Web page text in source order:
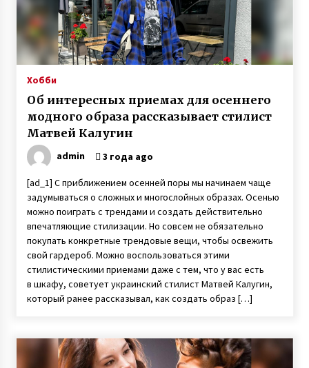
Хобби
Об интересных приемах для осеннего
модного образа рассказывает стилист
Матвей Калугин
admin 3 года ago
[ad_1] С приближением осенней поры мы начинаем чаще
задумываться о сложных и многослойных образах. Осенью
можно поиграть с трендами и создать действительно
впечатляющие стилизации. Но совсем не обязательно
покупать конкретные трендовые вещи, чтобы освежить
свой гардероб. Можно воспользоваться этими
стилистическими приемами даже с тем, что у вас есть
в шкафу, советует украинский стилист Матвей Калугин,
который ранее рассказывал, как создать образ […]